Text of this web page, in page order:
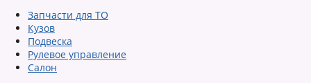
Запчасти для ТО
Кузов
Подвеска
Рулевое управление
Салон